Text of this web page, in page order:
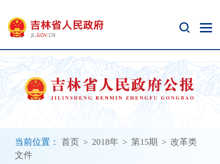
当前位置： 首页 > 2018年 > 第15期 > 改革类
文件
开
无
障
碍
说
明